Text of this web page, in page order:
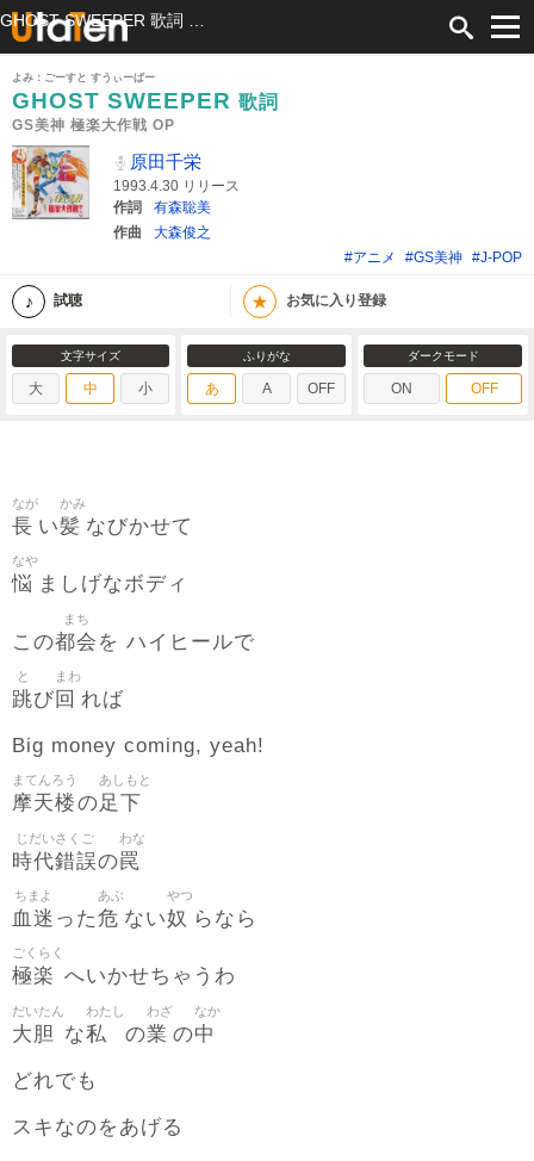
よみ：ごーすと すうぃーぱー
GHOST SWEEPER 歌詞
GS美神 極楽大作戦 OP
原田千栄
1993.4.30 リリース
作詞
有森聡美
作曲
大森俊之
#アニメ
#GS美神 #J-POP
試聴 ★ お気に入り登録
文字サイズ
大 中 小
ふりがな
あ A OFF
ダークモード
ON OFF
長
なが
い髪
かみ
なびかせて
悩
なや
ましげなボディ
この都会
まち
を ハイヒールで
跳
と
び回
まわ
れば
Big money coming, yeah!
摩天楼
まてんろう
の足下
あしもと
時代錯誤
じだいさくご
の罠
わな
血迷
ちまよ
った危
あぶ
ない奴
やつ
らなら
極楽
ごくらく
へいかせちゃうわ
大胆
だいたん
な私
わたし
の業
わざ
の中
なか
どれでも
スキなのをあげる